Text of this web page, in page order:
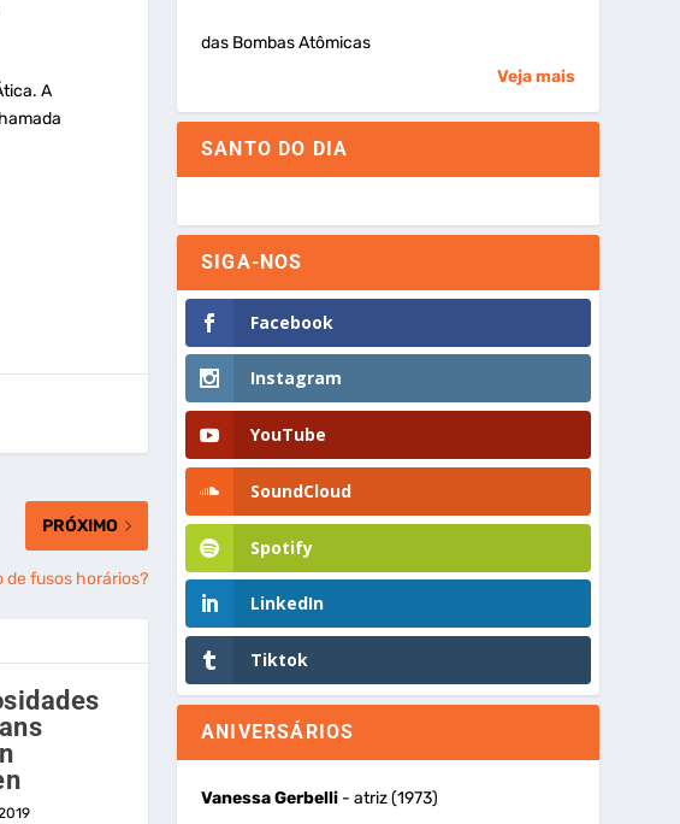
A
PRÓXIMO
de fusos horários?
das Bombas Atômicas
Veja mais
SANTO DO DIA
SIGA-NOS
Facebook
Instagram
YouTube
SoundCloud
Spotify
LinkedIn
Tiktok
ANIVERSÁRIOS
Vanessa Gerbelli- atriz (1973)